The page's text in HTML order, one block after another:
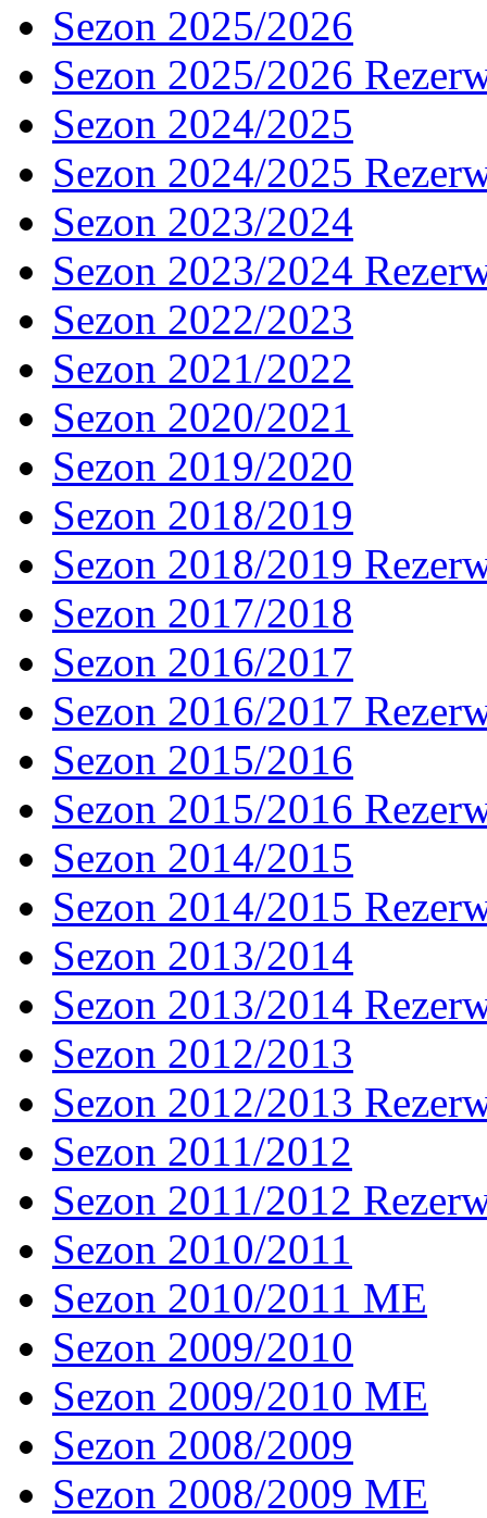
Sezon 2025/2026
Sezon 2025/2026
Sezon 2024/2025
Sezon 2024/2025
Sezon 2023/2024
Sezon 2023/2024
Sezon 2022/2023
Sezon 2021/2022
Sezon 2020/2021
Sezon 2019/2020
Sezon 2018/2019
Sezon 2018/2019
Sezon 2017/2018
Sezon 2016/2017
Sezon 2016/2017
Sezon 2015/2016
Sezon 2015/2016
Sezon 2014/2015
Sezon 2014/2015
Sezon 2013/2014
Sezon 2013/2014
Sezon 2012/2013
Sezon 2012/2013
Sezon 2011/2012
Sezon 2011/2012
Sezon 2010/2011
Sezon 2010/2011 ME
Sezon 2009/2010
Sezon 2009/2010 ME
Sezon 2008/2009
Sezon 2008/2009 ME